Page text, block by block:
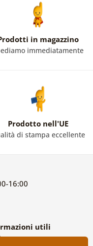
in magazzino
immediatamente
Prodotto nell'UE
di stampa eccellente
16:00
utili